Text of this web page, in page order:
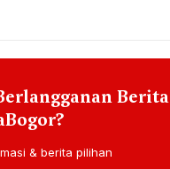
Berita
& berita pilihan